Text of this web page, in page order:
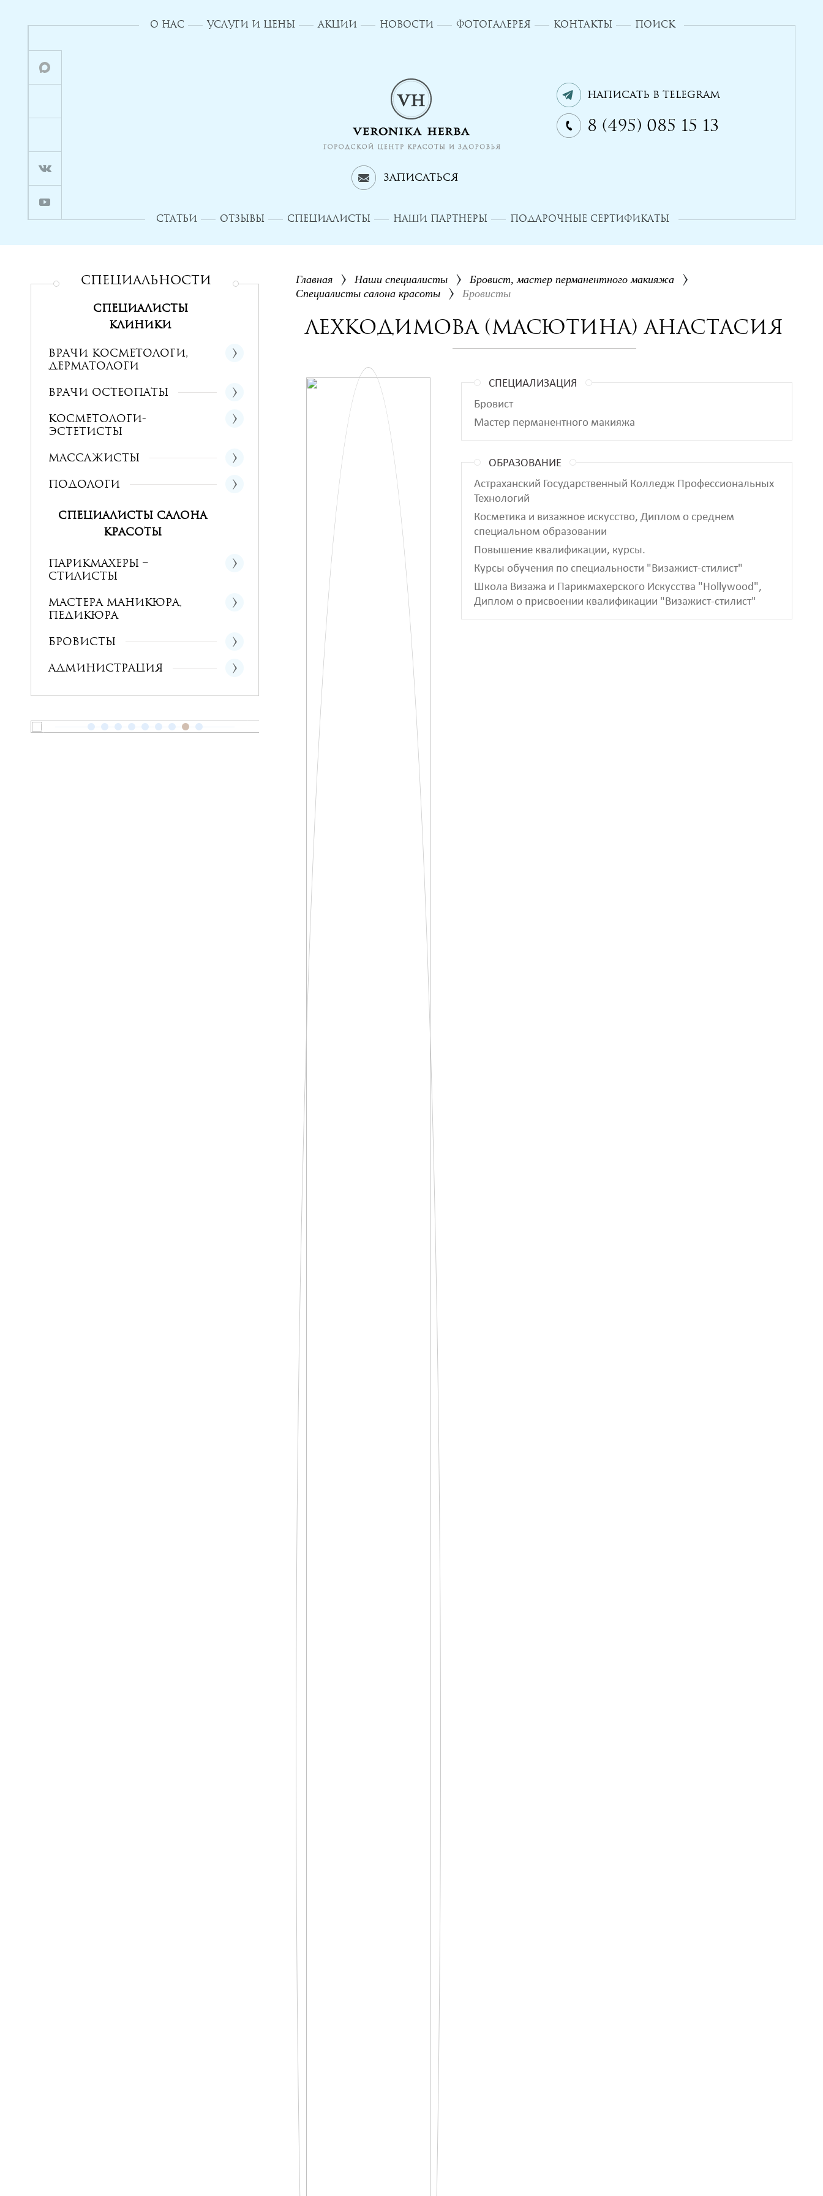
О НАС УСЛУГИ И ЦЕНЫ АКЦИИ НОВОСТИ ФОТОГАЛЕРЕЯ КОНТАКТЫ ПОИСК
СТАТЬИ ОТЗЫВЫ СПЕЦИАЛИСТЫ НАШИ ПАРТНЕРЫ ПОДАРОЧНЫЕ СЕРТИФИКАТЫ
Написать в Telegram
8 (495) 085 15 13
Записаться
СПЕциальности
Специалисты
клиники
Врачи косметологи,
дерматологи
Врачи остеопаты
Косметологи-
эстетисты
Массажисты
Подологи
Специалисты салона
красоты
Парикмахеры –
стилисты
Мастера маникюра,
педикюра
Бровисты
Администрация
Главная Наши специалисты
Бровист, мастер перманентного макияжа
Специалисты салона красоты
Бровисты
Лехкодимова (Масютина) Анастасия
СПЕЦИАЛИЗАЦИЯ
Бровист
Мастер перманентного макияжа
ОБРАЗОВАНИЕ
Астраханский Государственный Колледж Профессиональных
Технологий
Косметика и визажное искусство, Диплом о среднем
специальном образовании
Повышение квалификации, курсы.
Курсы обучения по специальности "Визажист-стилист"
Школа Визажа и Парикмахерского Искусства "Hollywood",
Диплом о присвоении квалификации "Визажист-стилист"